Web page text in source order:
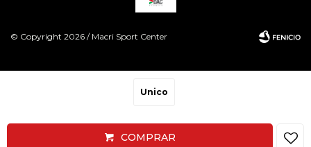
Unico
COMPRAR
© Copyright 2026 / Macri Sport Center
Fenicio